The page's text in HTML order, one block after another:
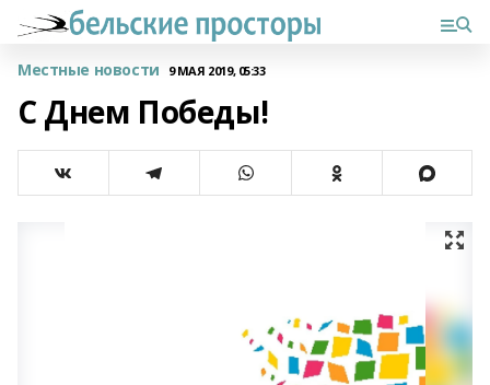
Местные новости 9 МАЯ 2019, 05:33
С Днем Победы!